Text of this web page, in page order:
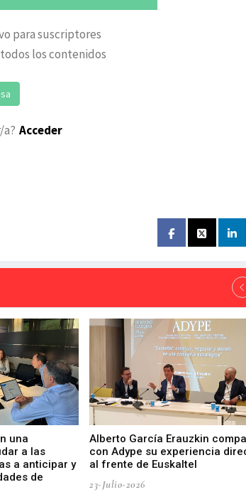
para suscriptores
los contenidos
a? Acceder
una
a las
a anticipar y
de
Alberto García Erauzkin
con Adype su experiencia
al frente de Euskaltel
23-Julio-2026